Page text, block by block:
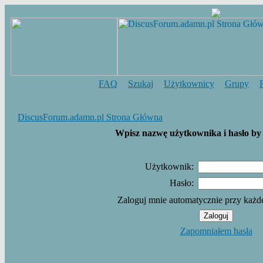
FAQ Szukaj Użytkownicy Grupy
DiscusForum.adamn.pl Strona Główna
Wpisz nazwę użytkownika i hasło by
Użytkownik:
Hasło:
Zaloguj mnie automatycznie przy
Zapomniałem hasła